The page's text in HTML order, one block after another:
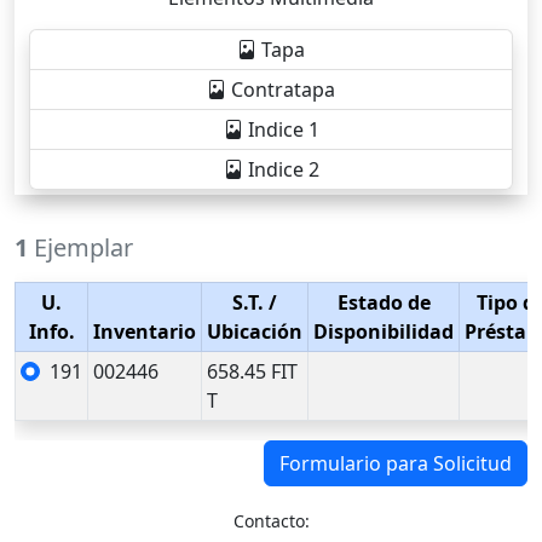
Tapa
Contratapa
Indice 1
Indice 2
1 Ejemplar
U.
Info.
Inventario
S.T. /
Ubicación
Estado de
Disponibilidad
Tipo
191 002446
658.45 FIT
T
Formulario para Solicitud
Contacto: